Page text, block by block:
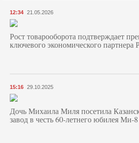
12:34 21.05.2026
Рост товарооборота подтверждает
ключевого экономического партнера
15:16 29.10.2025
Дочь Михаила Миля посетила
завод в честь 60-летнего юбилея Ми-8